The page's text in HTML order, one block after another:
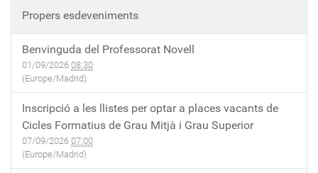
Propers esdeveniments
Benvinguda del Professorat Novell
01/09/2026 08:30
(Europe/Madrid)
Inscripció a les llistes per optar a places vacants de
Cicles Formatius de Grau Mitjà i Grau Superior
07/09/2026 07:00
(Europe/Madrid)